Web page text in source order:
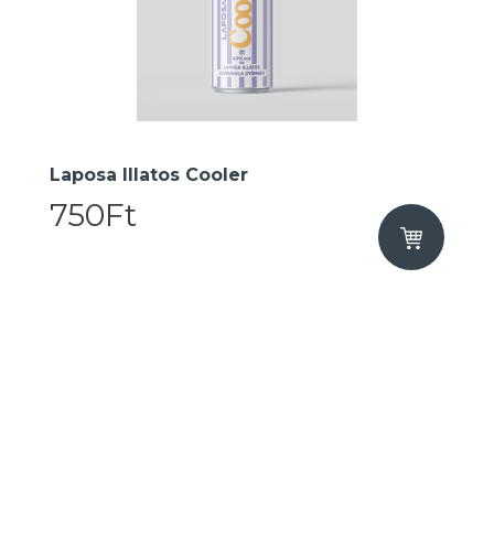
Laposa Illatos Cooler
750Ft